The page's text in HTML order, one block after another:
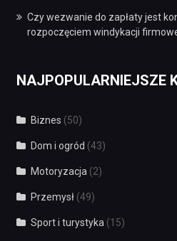
Czy wezwanie do zapłaty jest
rozpoczęciem windykacji
NAJPOPULARNIEJSZE
Biznes (50)
Dom i ogród (43)
Motoryzacja (2)
Przemysł(49)
Sport i turystyka (15)